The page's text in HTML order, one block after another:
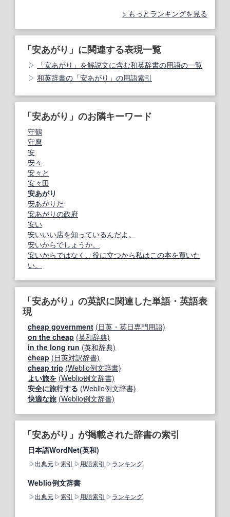
もっとランキングを見る
「安あがり」に関連する表現一覧
「安あがり」を解説文に含む和英辞書の用語の一覧
和英辞書の「安あがり」の用語索引
「安あがり」のお隣キーワード
守鶴
守麿
安
安々
安々と
安々田
安あがり
安あがりだ
安あがりの政府
安い
安いいい店を知っているんだよ。
安いからでしょうか。
安いからではなく、役に立つから私はこの本を買いた
い。
「安あがり」の英訳に関連した単語・英語表
現
cheap government (日英・英日専門用語)
on the cheap (英和辞典)
in the long run (英和辞典)
cheap (日英対訳辞書)
cheap trip (Weblio例文辞書)
よい旅を (Weblio例文辞書)
安全に旅行する (Weblio例文辞書)
快適な旅 (Weblio例文辞書)
「安あがり」が掲載された辞書の索引
日本語WordNet(英和)
出典元 索引 用語索引 ランキング
Weblio例文辞書
出典元 索引 用語索引 ランキング